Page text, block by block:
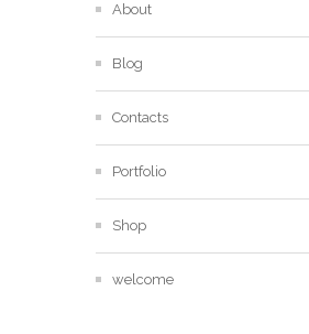
About
Blog
Contacts
Portfolio
Shop
welcome